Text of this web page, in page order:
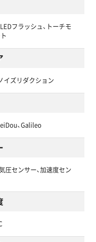
フラッシュ、トーチモ
イズリダクション
、Galileo
圧センサー、加速度セン